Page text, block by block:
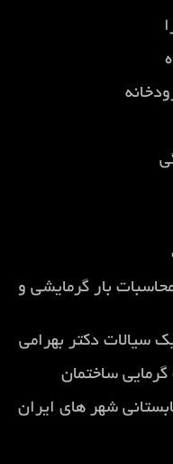
بار گرمایشی و
سیالات دکتر بهرامی
ساختمان
شهر های ایران